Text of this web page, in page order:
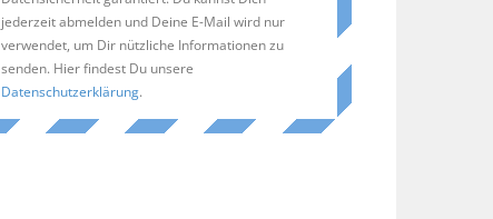
jederzeit abmelden und Deine E-Mail wird nur
verwendet, um Dir nützliche Informationen zu
senden. Hier findest Du unsere
Datenschutzerklärung.